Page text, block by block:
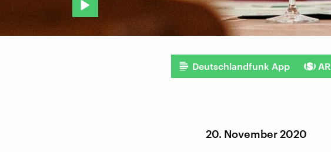
Deutschlandfunk App
20. November 2020